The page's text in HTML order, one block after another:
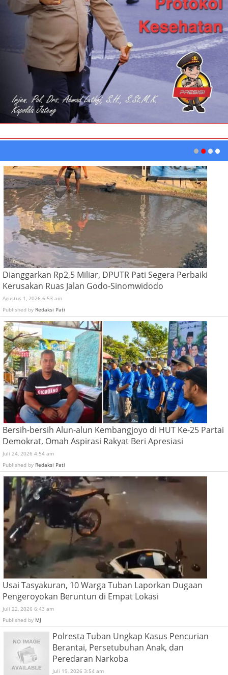
Dianggarkan Rp2,5 Miliar, DPUTR Pati Segera Perbaiki
Kerusakan Ruas Jalan Godo-Sinomwidodo
Agustus 1, 2026 6:53 am
Published by Redaksi Pati
Bersih-bersih Alun-alun Kembangjoyo di HUT Ke-25 Partai
Demokrat, Omah Aspirasi Rakyat Beri Apresiasi
Juli 24, 2026 4:54 am
Published by Redaksi Pati
Usai Tasyakuran, 10 Warga Tuban Laporkan Dugaan
Pengeroyokan Beruntun di Empat Lokasi
Juli 22, 2026 6:43 am
Published by MJ
Polresta Tuban Ungkap Kasus Pencurian
Berantai, Persetubuhan Anak, dan
Peredaran Narkoba
Juli 19, 2026 3:54 am